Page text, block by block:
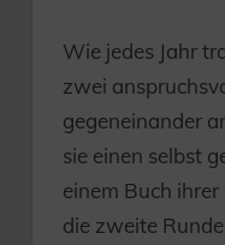
Wie jedes Jahr
zwei
gegeneinander
sie einen selbst
einem Buch
die zweite